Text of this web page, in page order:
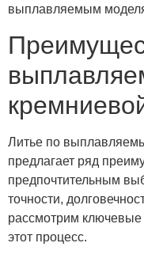
выплавляемым
Литье по
предлагает ряд
предпочтительным
точности,
рассмотрим
этот процесс.